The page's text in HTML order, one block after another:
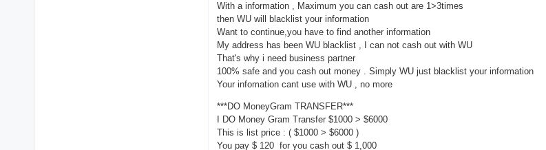
With a information , Maximum you can cash out are 1>3times
then WU will blacklist your information
Want to continue,you have to find another information
My address has been WU blacklist , I can not cash out with WU
That's why i need business partner
100% safe and you cash out money . Simply WU just blacklist your information
Your infomation cant use with WU , no more
***DO MoneyGram TRANSFER***
I DO Money Gram Transfer $1000 > $6000
This is list price : ( $1000 > $6000 )
You pay $ 120 for you cash out $ 1,000